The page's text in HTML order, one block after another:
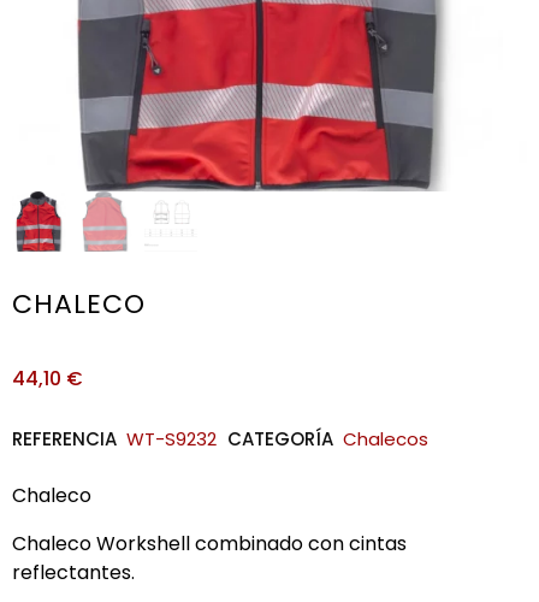
CHALECO
44,10 €
REFERENCIA WT-S9232 CATEGORÍA Chalecos
Chaleco
Chaleco Workshell combinado con cintas
reflectantes.